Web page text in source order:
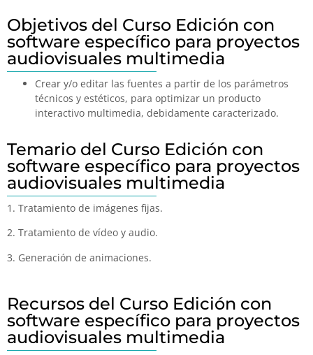
Objetivos del Curso Edición con
software específico para proyectos
audiovisuales multimedia
Crear y/o editar las fuentes a partir de los parámetros
técnicos y estéticos, para optimizar un producto
interactivo multimedia, debidamente caracterizado.
Temario del Curso Edición con
software específico para proyectos
audiovisuales multimedia
1. Tratamiento de imágenes fijas.
2. Tratamiento de vídeo y audio.
3. Generación de animaciones.
Recursos del Curso Edición con
software específico para proyectos
audiovisuales multimedia